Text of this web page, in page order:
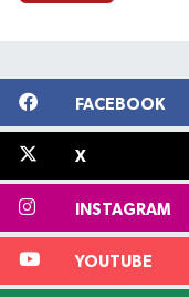
FACEBOOK
X
INSTAGRAM
YOUTUBE